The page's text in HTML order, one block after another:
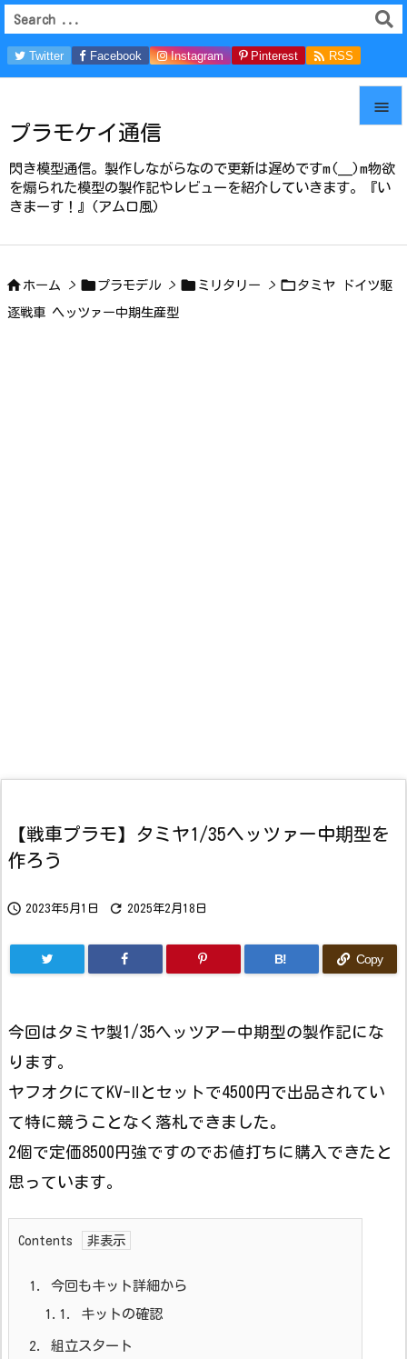
プラモケイ通信
閃き模型通信。製作しながらなので更新は遅めですm(__)m物欲
を煽られた模型の製作記やレビューを紹介していきます。『い
きまーす！』(アムロ風)

メニュ


Twitter Facebook Instagram Pinterest  RSS
 ホーム >  プラモデル >  ミリタリー >  タミヤ ドイツ駆
逐戦車 ヘッツァー中期生産型
【戦車プラモ】タミヤ1/35ヘッツァー中期型を
作ろう
 2023年5月1日  2025年2月18日
B! Copy
今回はタミヤ製1/35ヘッツアー中期型の製作記にな
ります。
ヤフオクにてKV-Ⅱとセットで4500円で出品されてい
て特に競うことなく落札できました。
2個で定価8500円強ですのでお値打ちに購入できたと
思っています。
Contents
1.
今回もキット詳細から
1.1.
キットの確認
2.
組立スタート